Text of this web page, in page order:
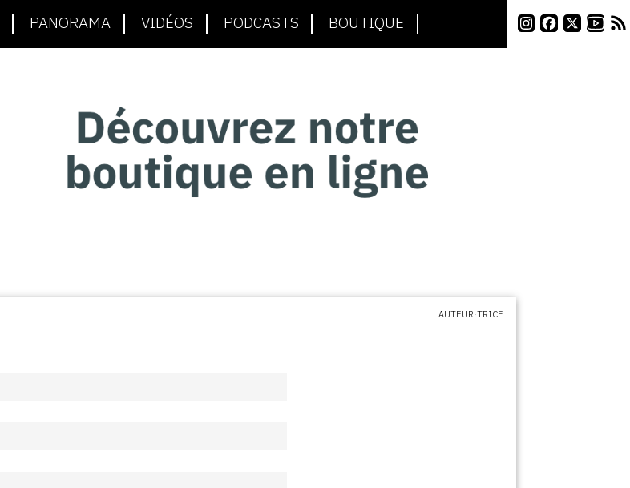
PANORAMA VIDÉOS PODCASTS BOUTIQUE
AUTEUR·TRICE